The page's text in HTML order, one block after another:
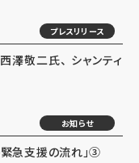
プレスリリース
澤敬二氏、 シャンティ
お知らせ
緊急支援の流れ」③